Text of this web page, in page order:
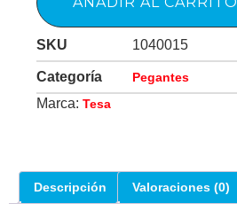
SKU 1040015
Categoría Pegantes
Marca: Tesa
Descripción Valoraciones (0)